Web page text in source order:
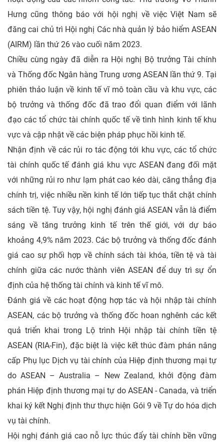
Hưng cũng thông báo với hội nghị về việc Việt Nam sẽ
đăng cai chủ trì Hội nghị Các nhà quản lý bảo hiểm ASEAN
(AIRM) lần thứ 26 vào cuối năm 2023.
Chiều cùng ngày đã diễn ra Hội nghị Bộ trưởng Tài chính
và Thống đốc Ngân hàng Trung ương ASEAN lần thứ 9. Tại
phiên thảo luận về kinh tế vĩ mô toàn cầu và khu vực, các
bộ trưởng và thống đốc đã trao đổi quan điểm với lãnh
đạo các tổ chức tài chính quốc tế về tình hình kinh tế khu
vực và cập nhật về các biện pháp phục hồi kinh tế.
Nhận định về các rủi ro tác động tới khu vực, các tổ chức
tài chính quốc tế đánh giá khu vực ASEAN đang đối mặt
với những rủi ro như lạm phát cao kéo dài, căng thẳng địa
chính trị, việc nhiều nền kinh tế lớn tiếp tục thắt chặt chính
sách tiền tệ. Tuy vậy, hội nghị đánh giá ASEAN vẫn là điểm
sáng về tăng trưởng kinh tế trên thế giới, với dự báo
khoảng 4,9% năm 2023. Các bộ trưởng và thống đốc đánh
giá cao sự phối hợp về chính sách tài khóa, tiền tệ và tài
chính giữa các nước thành viên ASEAN để duy trì sự ổn
định của hệ thống tài chính và kinh tế vĩ mô.
Đánh giá về các hoạt động hợp tác và hội nhập tài chính
ASEAN, các bộ trưởng và thống đốc hoan nghênh các kết
quả triển khai trong Lộ trình Hội nhập tài chính tiền tệ
ASEAN (RIA-Fin), đặc biệt là việc kết thúc đàm phán nâng
cấp Phụ lục Dịch vụ tài chính của Hiệp định thương mại tự
do ASEAN – Australia – New Zealand, khởi động đàm
phán Hiệp định thương mại tự do ASEAN - Canada, và triển
khai ký kết Nghị định thư thực hiện Gói 9 về Tự do hóa dịch
vụ tài chính.
Hội nghị đánh giá cao nỗ lực thúc đẩy tài chính bền vững